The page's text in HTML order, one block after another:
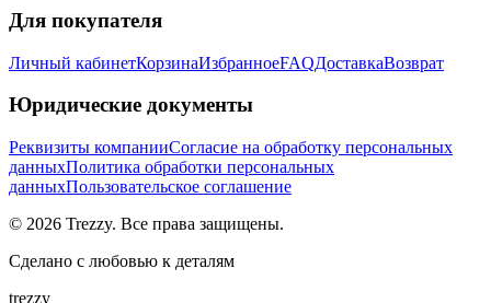
Для покупателя
Личный кабинетКорзинаИзбранноеFAQДоставкаВозврат
Юридические документы
Реквизиты компанииСогласие на обработку персональных
данныхПолитика обработки персональных
данныхПользовательское соглашение
© 2026 Trezzy. Все права защищены.
Сделано с любовью к деталям
trezzy